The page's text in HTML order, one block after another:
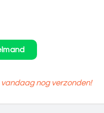
vandaag nog verzonden!